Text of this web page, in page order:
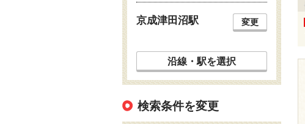
京成津田沼駅 変更
沿線・駅を選択
検索条件を変更